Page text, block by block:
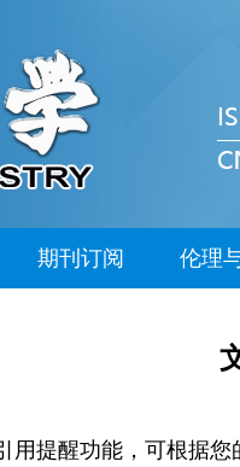
期刊订阅 伦理
用提醒功能，可根据